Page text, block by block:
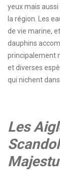
yeux mais
la région. Les
de vie marine,
dauphins
principalement
et diverses
qui nichent
Les